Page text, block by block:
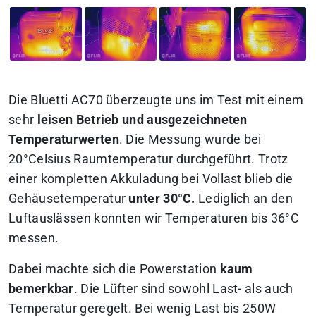
Die Bluetti AC70 überzeugte uns im Test mit einem
sehr leisen Betrieb und ausgezeichneten
Temperaturwerten. Die Messung wurde bei
20°Celsius Raumtemperatur durchgeführt. Trotz
einer kompletten Akkuladung bei Vollast blieb die
Gehäusetemperatur unter 30°C. Lediglich an den
Luftauslässen konnten wir Temperaturen bis 36°C
messen.
Dabei machte sich die Powerstation kaum
bemerkbar. Die Lüfter sind sowohl Last- als auch
Temperatur geregelt. Bei wenig Last bis 250W